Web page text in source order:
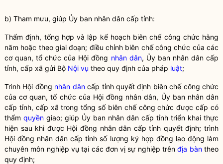
b) Tham mưu, giúp Ủy ban nhân dân cấp tỉnh:
Thẩm định, tổng hợp và lập kế hoạch biên chế công chức hằng
năm hoặc theo giai đoạn; điều chỉnh biên chế công chức của các
cơ quan, tổ chức của Hội đồng nhân dân, Ủy ban nhân dâncấp
tỉnh, cấp xã gửi Bộ Nội vụ theo quy định của pháp luật;
Trình Hội đồng nhân dâncấp tỉnh quyết định biên chế công chức
của cơ quan, tổ chức của Hội đồng nhân dân, Ủy ban nhân dân
cấp tỉnh, cấp xã trong tổng số biên chế công chức được cấp có
thẩm quyền giao; giúp Ủy ban nhân dân cấp tỉnh triển khai thực
hiện sau khi được Hội đồng nhân dân cấp tỉnh quyết định; trình
Hội đồng nhân dân cấp tỉnh số lượng ký hợp đồng lao động làm
chuyên môn nghiệp vụ tại các đơn vị sự nghiệp trênđịa bàntheo
quy định;